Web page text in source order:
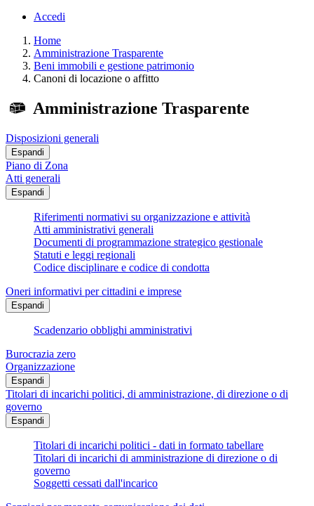
Accedi
Home
Amministrazione Trasparente
Beni immobili e gestione patrimonio
Canoni di locazione o affitto
Amministrazione Trasparente
Disposizioni generali
Espandi
Piano di Zona
Atti generali
Espandi
Riferimenti normativi su organizzazione e attività
Atti amministrativi generali
Documenti di programmazione strategico gestionale
Statuti e leggi regionali
Codice disciplinare e codice di condotta
Oneri informativi per cittadini e imprese
Espandi
Scadenzario obblighi amministrativi
Burocrazia zero
Organizzazione
Espandi
Titolari di incarichi politici, di amministrazione, di direzione o di
governo
Espandi
Titolari di incarichi politici - dati in formato tabellare
Titolari di incarichi di amministrazione di direzione o di
governo
Soggetti cessati dall'incarico